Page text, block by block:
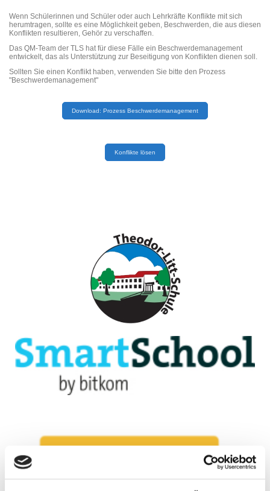
Wenn Schülerinnen und Schüler oder auch Lehrkräfte Konflikte mit sich
herumtragen, sollte es eine Möglichkeit geben, Beschwerden, die aus diesen
Konflikten resultieren, Gehör zu verschaffen.
Das QM-Team der TLS hat für diese Fälle ein Beschwerdemanagement
entwickelt, das als Unterstützung zur Beseitigung von Konflikten dienen soll.
Sollten Sie einen Konflikt haben, verwenden Sie bitte den Prozess
"Beschwerdemanagement"
Download: Prozess Beschwerdemanagement
Konflikte lösen